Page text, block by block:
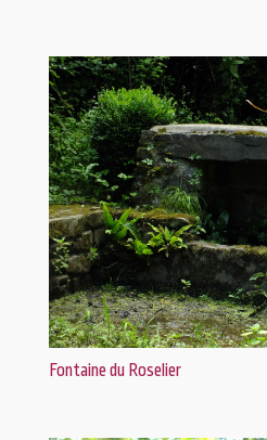
Fontaine du Roselier